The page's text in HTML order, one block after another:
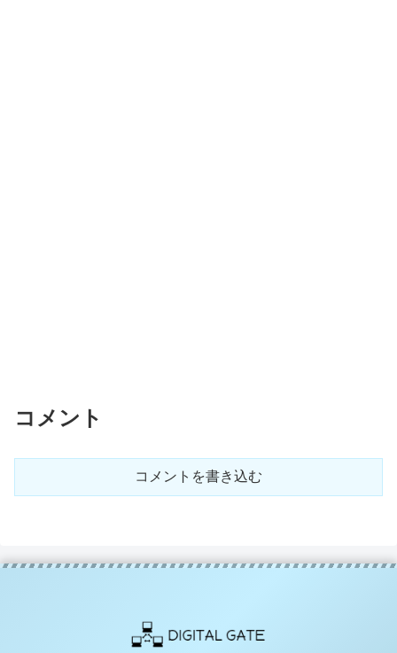
コメント
コメントを書き込む